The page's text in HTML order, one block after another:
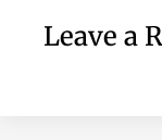
Leave a